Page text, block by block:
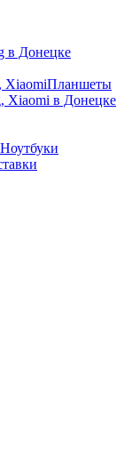
Планшеты
Ноутбуки